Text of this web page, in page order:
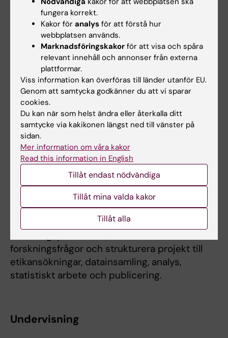
vidare på mitt tidigare arbete. Jag arbetar
också för att implementera INCEPT i Nya
Zeeland.
Vid Christchurch ICU leder jag en prospektiv
observationsstudie om sedering och
inkluderar för närvarande patienter, med målet
att bättre förstå indikationer, dosering och
påverkan på patientutfall. Här är jag också
involverad i flera pågående randomiserade
kliniska studier där jag bidrar till bland annat
patientinformation, samtycke och uppföljning,
för att vi ska lära oss mer om anestesidjup,
antibiotikabehandling och användning av
frysta trombocyter.
Utöver dessa projekt handleder jag
regelbundet yngre forskare genom hela
forskningsfrågor och strukturera projekt till
etikansökningar, datainsamling, analys,
statistiskt arbete och publicering.
Undervisning
fungera korrekt.
Kakor för analys för att förstå hur
webbplatsen används.
Marknadsföringskakor för att visa och spåra
relevant innehåll och annonser från externa
plattformar.
Viss information kan överföras till länder utanför EU.
Genom att samtycka godkänner du att vi sparar
cookies.
Du kan när som helst ändra eller återkalla ditt
samtycke via kakikonen längst ned till vänster på
sidan.
Mer information om våra kakor
Read this information in English
Tillåt endast nödvändiga
Tillåt mina valda kakor
Tillåt alla